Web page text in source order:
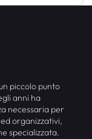
piccolo punto
anni ha
necessaria per
organizzativi,
specializzata.